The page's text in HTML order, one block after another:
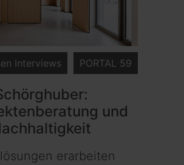
PORTAL 59
Interviews
und
erarbeiten